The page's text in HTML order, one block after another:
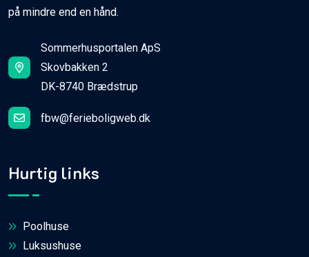
på mindre end en hånd.
Sommerhusportalen ApS
Skovbakken 2
DK-8740 Brædstrup
fbw@ferieboligweb.dk
Hurtig links
Poolhuse
Luksushuse